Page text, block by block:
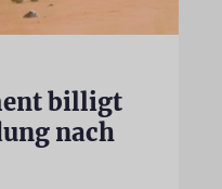
billigt
nach